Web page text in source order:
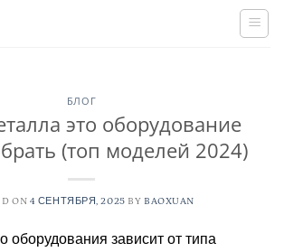
БЛОГ
это оборудование
(топ моделей 2024)
ON 4 СЕНТЯБРЯ, 2025 BY BAOXUAN
оборудования зависит от типа